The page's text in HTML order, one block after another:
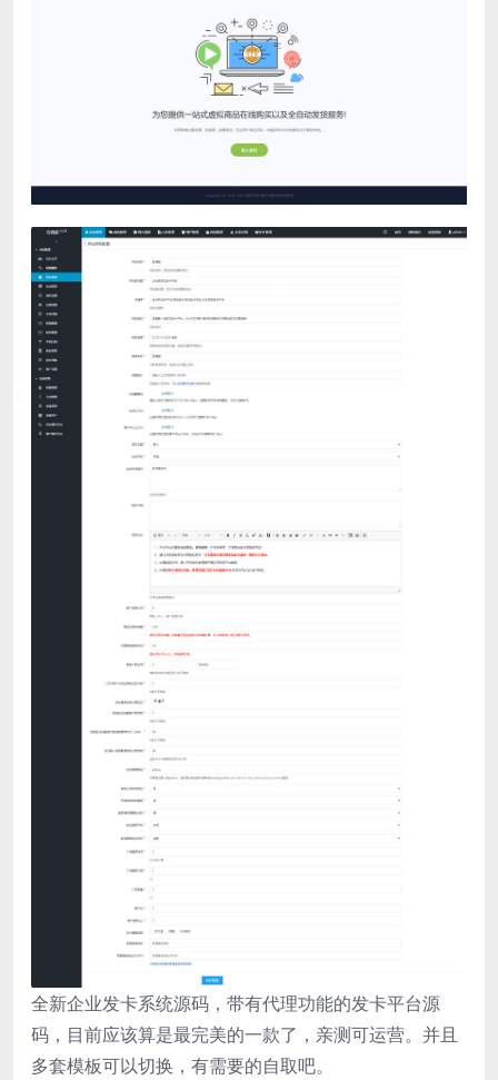
全新企业发卡系统源码，带有代理功能的发卡平台源
码，目前应该算是最完美的一款了，亲测可运营。并且
多套模板可以切换，有需要的自取吧。